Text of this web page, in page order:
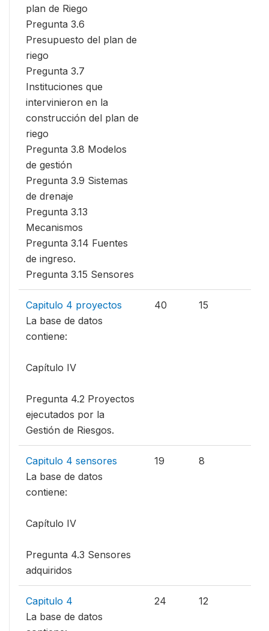
plan de Riego
Pregunta 3.6
Presupuesto del plan de
riego
Pregunta 3.7
Instituciones que
intervinieron en la
construcción del plan de
riego
Pregunta 3.8 Modelos
de gestión
Pregunta 3.9 Sistemas
de drenaje
Pregunta 3.13
Mecanismos
Pregunta 3.14 Fuentes
de ingreso.
Pregunta 3.15 Sensores
Capitulo 4 proyectos
La base de datos
contiene:
Capítulo IV
Pregunta 4.2 Proyectos
ejecutados por la
Gestión de Riesgos.
40 15
Capitulo 4 sensores
La base de datos
contiene:
Capítulo IV
Pregunta 4.3 Sensores
adquiridos
19 8
Capitulo 4
La base de datos
24 12